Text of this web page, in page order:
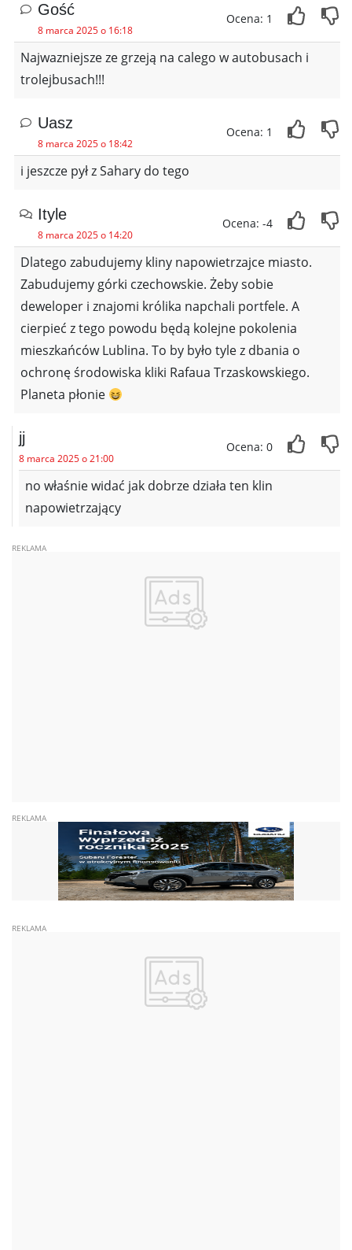
Gość
8 marca 2025 o 16:18
Ocena: 1
Najwazniejsze ze grzeją na calego w autobusach i
trolejbusach!!!
Uasz
8 marca 2025 o 18:42
Ocena: 1
i jeszcze pył z Sahary do tego
Ityle
8 marca 2025 o 14:20
Ocena: -4
Dlatego zabudujemy kliny napowietrzajce miasto.
Zabudujemy górki czechowskie. Żeby sobie
deweloper i znajomi królika napchali portfele. A
cierpieć z tego powodu będą kolejne pokolenia
mieszkańców Lublina. To by było tyle z dbania o
ochronę środowiska kliki Rafaua Trzaskowskiego.
Planeta płonie
jj
8 marca 2025 o 21:00
Ocena: 0
no właśnie widać jak dobrze działa ten klin
napowietrzający